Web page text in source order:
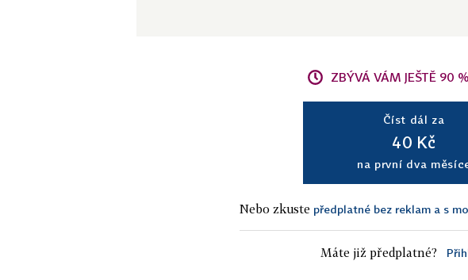
ZBÝVÁ VÁM JEŠTĚ 90
Číst dál za
40 Kč
na první dva
Nebo zkuste předplatné bez reklam a s
Máte již předplatné?